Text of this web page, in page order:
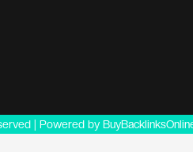
| Powered by